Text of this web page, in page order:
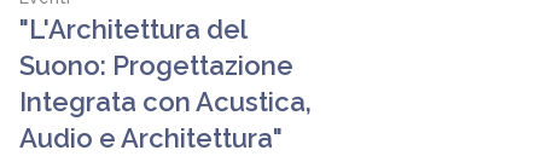
"L'Architettura del
Suono: Progettazione
Integrata con Acustica,
Audio e Architettura"